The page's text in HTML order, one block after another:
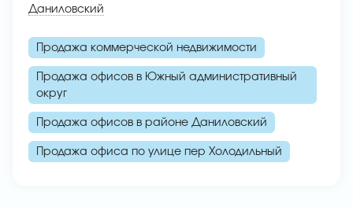
Даниловский
Продажа коммерческой недвижимости
Продажа офисов в Южный административный
округ
Продажа офисов в районе Даниловский
Продажа офиса по улице пер Холодильный